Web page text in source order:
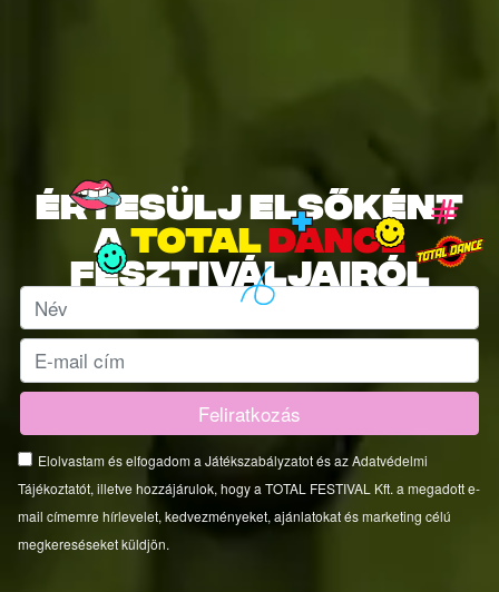
Értesülj elsőként
a total dance
fesztiváljairól
Elolvastam és elfogadom a Játékszabályzatot és az Adatvédelmi
Tájékoztatót, illetve hozzájárulok, hogy a TOTAL FESTIVAL Kft. a megadott e-
mail címemre hírlevelet, kedvezményeket, ajánlatokat és marketing célú
megkereséseket küldjön.